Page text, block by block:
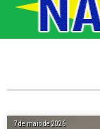
7 de maio de 2026